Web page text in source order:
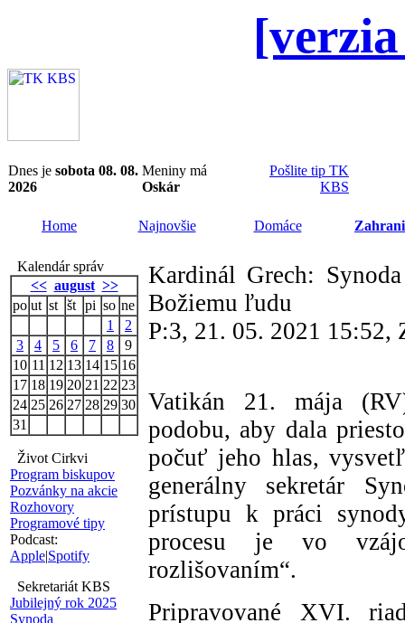
Dnes je sobota 08. 08.
2026
Meniny má
Oskár
Pošlite tip TK
KBS
Home Najnovšie Domáce
Kalendár správ
<< august >>
po ut st št pi so ne
1
2
3
4 5 6 7 8
9
10 11 12 13 14 15 16
17 18 19 20 21 22 23
24 25 26 27 28 29 30
31
Život Cirkvi
Program biskupov
Pozvánky na akcie
Rozhovory
Programové tipy
Podcast:
Apple|Spotify
Sekretariát KBS
Jubilejný rok 2025
Synoda
Kardinál Grech:
Božiemu ľudu
P:3, 21. 05. 2021 15:52,
Vatikán 21. mája
podobu, aby dala
počuť jeho hlas,
generálny sekretár
prístupu k práci
procesu je vo
rozlišovaním“.
Pripravované XVI.